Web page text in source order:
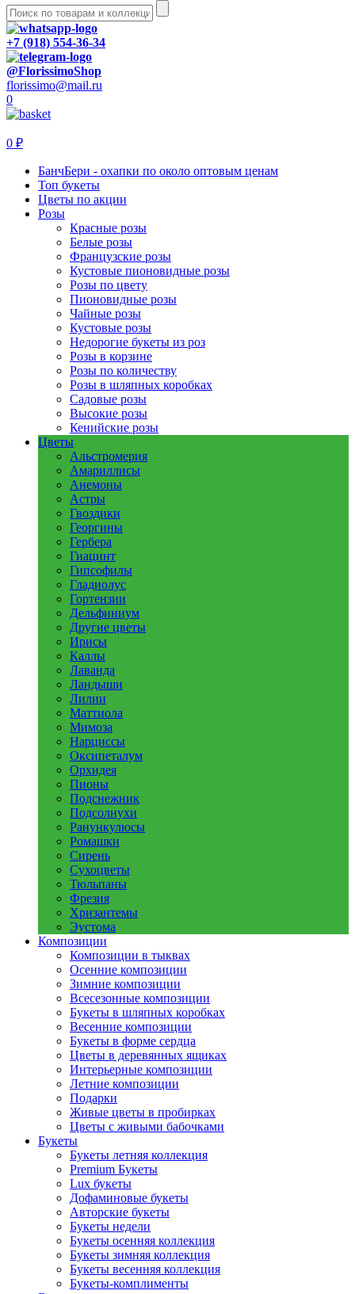
+7 (918) 554-36-34
@FlorissimoShop
florissimo@mail.ru
0
0 ₽
БанчБери - охапки по около оптовым ценам
Топ букеты
Цветы по акции
Розы
Красные розы
Белые розы
Французские розы
Кустовые пионовидные розы
Розы по цвету
Пионовидные розы
Чайные розы
Кустовые розы
Недорогие букеты из роз
Розы в корзине
Розы по количеству
Розы в шляпных коробках
Садовые розы
Высокие розы
Кенийские розы
Цветы
Альстромерия
Амариллисы
Анемоны
Астры
Гвоздики
Георгины
Гербера
Гиацинт
Гипсофилы
Гладиолус
Гортензии
Дельфиниум
Другие цветы
Ирисы
Каллы
Лаванда
Ландыши
Лилии
Маттиола
Мимоза
Нарциссы
Оксипеталум
Орхидея
Пионы
Подснежник
Подсолнухи
Ранункулюсы
Ромашки
Сирень
Сухоцветы
Тюльпаны
Фрезия
Хризантемы
Эустома
Композиции
Композиции в тыквах
Осенние композиции
Зимние композиции
Всесезонные композиции
Букеты в шляпных коробках
Весенние композиции
Букеты в форме сердца
Цветы в деревянных ящиках
Интерьерные композиции
Летние композиции
Подарки
Живые цветы в пробирках
Цветы с живыми бабочками
Букеты
Букеты летняя коллекция
Premium Букеты
Lux букеты
Дофаминовые букеты
Авторские букеты
Букеты недели
Букеты осенняя коллекция
Букеты зимняя коллекция
Букеты весенняя коллекция
Букеты-комплименты